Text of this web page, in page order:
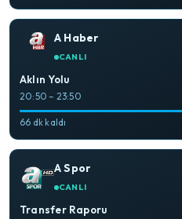
A Haber
CANLI
Aklın Yolu
20:50 – 23:50
66 dk kaldı
A Spor
CANLI
Transfer Raporu